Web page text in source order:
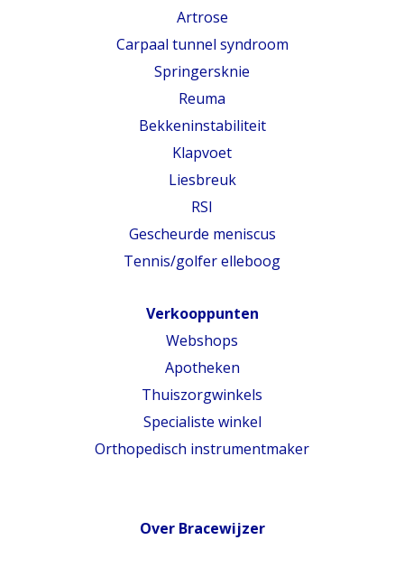
Artrose
Carpaal tunnel syndroom
Springersknie
Reuma
Bekkeninstabiliteit
Klapvoet
Liesbreuk
RSI
Gescheurde meniscus
Tennis/golfer elleboog
Verkooppunten
Webshops
Apotheken
Thuiszorgwinkels
Specialiste winkel
Orthopedisch instrumentmaker
Over Bracewijzer